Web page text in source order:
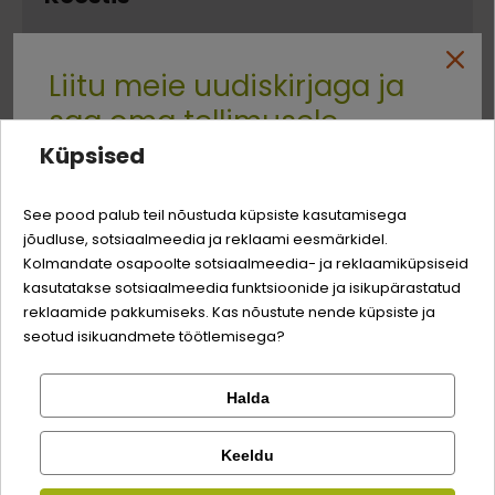
Kirjuta arvustus
taimsed tooted (kartulitärklis 1,9%), mineraalid
Valguallikad
kana
kanamaks
part
1,9%
Analüütilise koostisosad
toorvalk
8%
toorrasv
5%
Quality:
Kontrolli tellimust
Logi sisse
Registreeru
Facebook
Liitu meie uudiskirjaga ja
saa oma tellimusele
-3% soodustust
Sina ja su perekonna parim sõber väärite veel
odavamat hinda!
Lemmikloom
Kauplus
Küpsised
See pood palub teil nõustuda küpsiste kasutamisega
jõudluse, sotsiaalmeedia ja reklaami eesmärkidel.
Kolmandate osapoolte sotsiaalmeedia- ja reklaamiküpsiseid
kasutatakse sotsiaalmeedia funktsioonide ja isikupärastatud
reklaamide pakkumiseks. Kas nõustute nende küpsiste ja
seotud isikuandmete töötlemisega?
Halda
Keeldu